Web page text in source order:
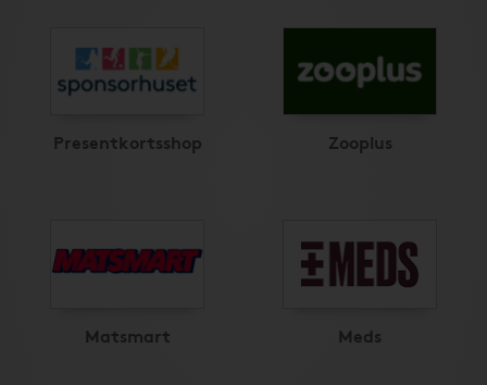
Presentkortsshop Zooplus
Matsmart Meds